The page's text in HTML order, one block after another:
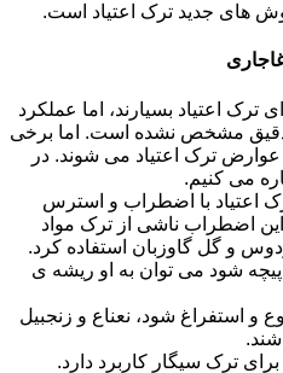
های جدید ترک اعتیاد است.
ترک اعتیاد بسیارند، اما عملکرد
دقیق مشخص نشده است. اما برخی
عوارض ترک اعتیاد می شوند. در
می کنیم.
اعتیاد با اضطراب و استرس
اضطراب ناشی از ترک مواد
و گل گاوزبان استفاده کرد.
شود می توان به او ریشه ی
و استفراغ شود، نعناع و زنجبیل
ترک سیگار کاربرد دارد.